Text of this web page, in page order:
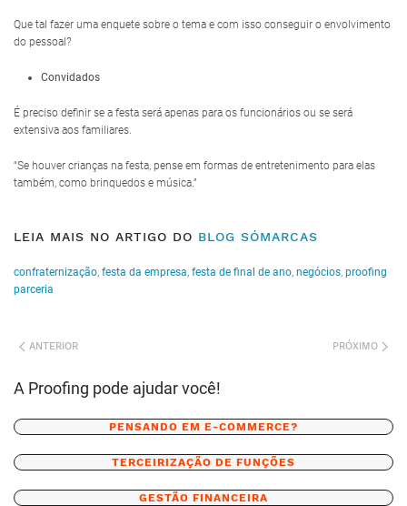
Que tal fazer uma enquete sobre o tema e com isso conseguir o envolvimento
do pessoal?
Convidados
É preciso definir se a festa será apenas para os funcionários ou se será
extensiva aos familiares.
“Se houver crianças na festa, pense em formas de entretenimento para elas
também, como brinquedos e música.”
LEIA MAIS NO ARTIGO DO BLOG SÓMARCAS
confraternização festa da empresa festa de final de ano negócios proofing
parceria
ANTERIOR PRÓXIMO
A Proofing pode ajudar você!
PENSANDO EM E-COMMERCE?
TERCEIRIZAÇÃO DE FUNÇÕES
GESTÃO FINANCEIRA